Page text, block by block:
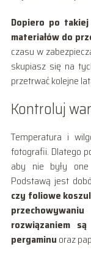
Dopiero po
materiałów do
czasu w
skupiasz się na
przetrwać kolejne
Kontroluj
Temperatura i
fotografii. Dlatego
aby nie były one
Podstawą jest
czy foliowe
rozwiązaniem
pergaminu oraz